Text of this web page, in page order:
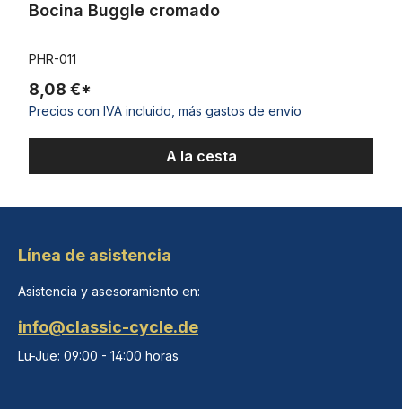
Bocina Buggle cromado
PHR-011
8,08 €*
Precios con IVA incluido, más gastos de envío
A la cesta
Línea de asistencia
Asistencia y asesoramiento en:
info@classic-cycle.de
Lu-Jue: 09:00 - 14:00 horas